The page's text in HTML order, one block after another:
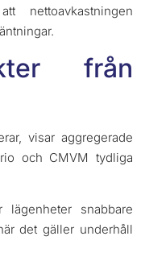
nettoavkastningen
från
visar aggregerade
och CMVM tydliga
lägenheter snabbare
det gäller underhåll